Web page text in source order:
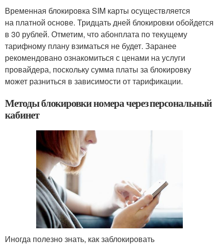
Временная блокировка SIM карты осуществляется
на платной основе. Тридцать дней блокировки обойдется
в 30 рублей. Отметим, что абонплата по текущему
тарифному плану взиматься не будет. Заранее
рекомендовано ознакомиться с ценами на услуги
провайдера, поскольку сумма платы за блокировку
может разниться в зависимости от тарификации.
Методы блокировки номера через персональный
кабинет
Иногда полезно знать, как заблокировать